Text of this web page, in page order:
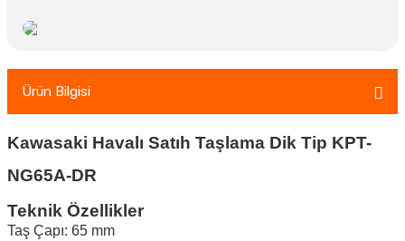
Ürün Bilgisi
Kawasaki Havalı Satıh Taşlama Dik Tip KPT-
NG65A-DR
Teknik Özellikler
Taş Çapı: 65 mm